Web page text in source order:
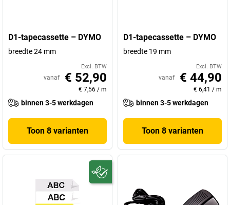
D1-tapecassette – DYMO
breedte 24 mm
Excl. BTW
vanaf € 52,90
€ 7,56 / m
binnen 3-5 werkdagen
Toon 8 varianten
D1-tapecassette – DYMO
breedte 19 mm
Excl. BTW
vanaf € 44,90
€ 6,41 / m
binnen 3-5 werkdagen
Toon 8 varianten